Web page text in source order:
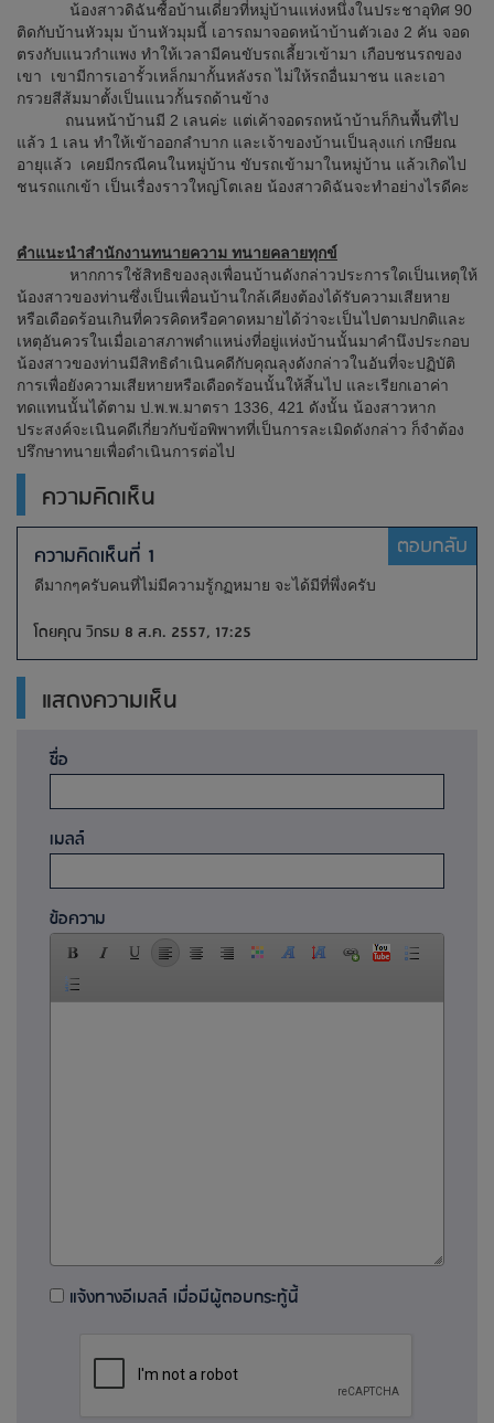
น้องสาวดิฉันซื้อบ้านเดี่ยวที่หมู่บ้านแห่งหนึ่งในประชาอุทิศ 90
ติดกับบ้านหัวมุม บ้านหัวมุมนี้ เอารถมาจอดหน้าบ้านตัวเอง 2 คัน จอด
ตรงกับแนวกำแพง ทำให้เวลามีคนขับรถเลี้ยวเข้ามา เกือบชนรถของ
เขา เขามีการเอารั้วเหล็กมากั้นหลังรถ ไม่ให้รถอื่นมาชน และเอา
กรวยสีส้มมาตั้งเป็นแนวกั้นรถด้านข้าง
ถนนหน้าบ้านมี 2 เลนค่ะ แต่เค้าจอดรถหน้าบ้านก็กินพื้นที่ไป
แล้ว 1 เลน ทำให้เข้าออกลำบาก และเจ้าของบ้านเป็นลุงแก่ เกษียณ
อายุแล้ว เคยมีกรณีคนในหมู่บ้าน ขับรถเข้ามาในหมู่บ้าน แล้วเกิดไป
ชนรถแกเข้า เป็นเรื่องราวใหญ่โตเลย น้องสาวดิฉันจะทำอย่างไรดีคะ
คำแนะนำสำนักงานทนายความ ทนายคลายทุกข์
หากการใช้สิทธิของลุงเพื่อนบ้านดังกล่าวประการใดเป็นเหตุให้
น้องสาวของท่านซึ่งเป็นเพื่อนบ้านใกล้เคียงต้องได้รับความเสียหาย
หรือเดือดร้อนเกินที่ควรคิดหรือคาดหมายได้ว่าจะเป็นไปตามปกติและ
เหตุอันควรในเมื่อเอาสภาพตำแหน่งที่อยู่แห่งบ้านนั้นมาคำนึงประกอบ
น้องสาวของท่านมีสิทธิดำเนินคดีกับคุณลุงดังกล่าวในอันที่จะปฏิบัติ
การเพื่อยังความเสียหายหรือเดือดร้อนนั้นให้สิ้นไป และเรียกเอาค่า
ทดแทนนั้นได้ตาม ป.พ.พ.มาตรา 1336, 421 ดังนั้น น้องสาวหาก
ประสงค์จะเนินคดีเกี่ยวกับข้อพิพาทที่เป็นการละเมิดดังกล่าว ก็จำต้อง
ปรึกษาทนายเพื่อดำเนินการต่อไป
ความคิดเห็น
ความคิดเห็นที่ 1 ตอบกลับ
ดีมากๆครับคนที่ไม่มีความรู้กฏหมาย จะได้มีที่พึ่งครับ
โดยคุณ วิกรม 8 ส.ค. 2557, 17:25
แสดงความเห็น
ชื่อ
เมลล์
ข้อความ
แจ้งทางอีเมลล์ เมื่อมีผู้ตอบกระทู้นี้